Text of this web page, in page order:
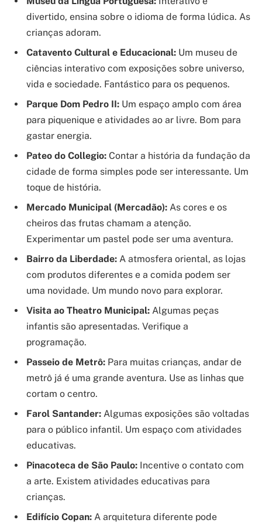
divertido, ensina sobre o idioma de forma lúdica. As
crianças adoram.
Catavento Cultural e Educacional: Um museu de
ciências interativo com exposições sobre universo,
vida e sociedade. Fantástico para os pequenos.
Parque Dom Pedro II: Um espaço amplo com área
para piquenique e atividades ao ar livre. Bom para
gastar energia.
Pateo do Collegio: Contar a história da fundação da
cidade de forma simples pode ser interessante. Um
toque de história.
Mercado Municipal (Mercadão): As cores e os
cheiros das frutas chamam a atenção.
Experimentar um pastel pode ser uma aventura.
Bairro da Liberdade: A atmosfera oriental, as lojas
com produtos diferentes e a comida podem ser
uma novidade. Um mundo novo para explorar.
Visita ao Theatro Municipal: Algumas peças
infantis são apresentadas. Verifique a
programação.
Passeio de Metrô: Para muitas crianças, andar de
metrô já é uma grande aventura. Use as linhas que
cortam o centro.
Farol Santander: Algumas exposições são voltadas
para o público infantil. Um espaço com atividades
educativas.
Pinacoteca de São Paulo: Incentive o contato com
a arte. Existem atividades educativas para
crianças.
Edifício Copan: A arquitetura diferente pode